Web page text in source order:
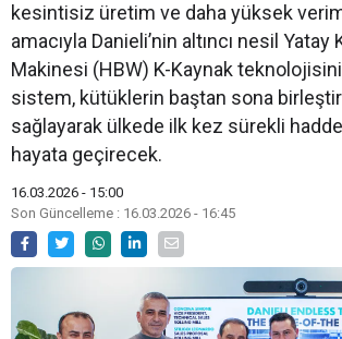
kesintisiz üretim ve daha yüksek
amacıyla Danieli’nin altıncı nesil
Makinesi (HBW) K-Kaynak
sistem, kütüklerin baştan sona
sağlayarak ülkede ilk kez sürekli
hayata geçirecek.
16.03.2026 - 15:00
Son Güncelleme : 16.03.2026 - 16:45